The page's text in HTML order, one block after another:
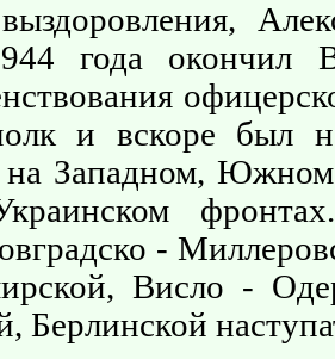
года окончил
и вскоре был
на Западном,
-
Висло -
Берлинской